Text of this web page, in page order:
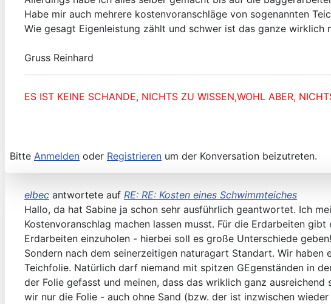
Habe mir auch mehrere kostenvoranschläge von sogenannten
Wie gesagt Eigenleistung zählt und schwer ist das ganze wirklich
Gruss Reinhard
ES IST KEINE SCHANDE, NICHTS ZU WISSEN,WOHL ABER,
Bitte Anmelden oder Registrieren um der Konversation beizutreten.
elbec antwortete auf RE: RE: Kosten eines Schwimmteiches
Hallo, da hat Sabine ja schon sehr ausführlich geantwortet. Ich
Kostenvoranschlag machen lassen musst. Für die Erdarbeiten
Erdarbeiten einzuholen - hierbei soll es große Unterschiede
Sondern nach dem seinerzeitigen naturagart Standart. Wir
Teichfolie. Natürlich darf niemand mit spitzen GEgenständen in
der Folie gefasst und meinen, dass das wriklich ganz
wir nur die Folie - auch ohne Sand (bzw. der ist inzwischen